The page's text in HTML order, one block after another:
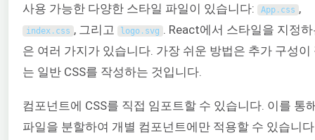
사용 가능한 다양한 스타일 파일이 있습니다: App. css ,
index. css , 그리고 logo . svg
. React에서 스타일을 지정
은 여러 가지가 있습니다. 가장 쉬운 방법은 추가 구성이
는 일반 CSS를 작성하는 것입니다.
컴포넌트에 CSS를 직접 임포트할 수 있습니다. 이를 통
파일을 분할하여 개별 컴포넌트에만 적용할 수 있습니